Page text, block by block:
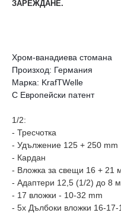
ЗАРЕЖДАНЕ.
Хром-ванадиева стомана
Произход: Германия
Марка: KrafTWelle
С Европейски патент
1/2:
- Тресчотка
- Удължение 125 + 250 mm
- Кардан
- Вложка за свещи 16 + 21
- Адаптери 12,5 (1/2) до 8
- 17 вложки - 10-32 mm
- 5x Дълбоки вложки 16-